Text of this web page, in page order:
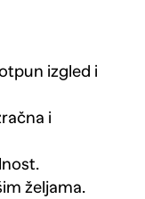
izgled i
i
željama.